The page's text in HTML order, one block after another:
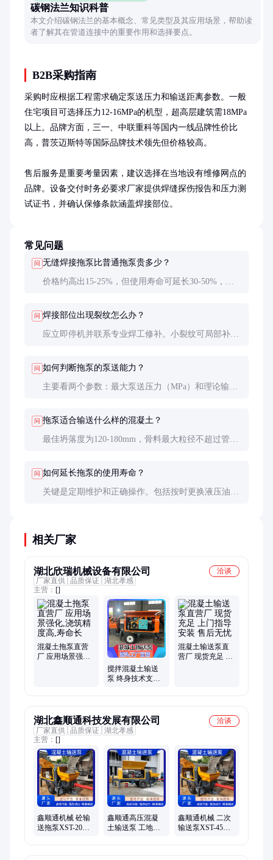
碳钢法兰知识科普
本文介绍碳钢法兰的基本概念、常见类型及其应用场景，帮助读
者了解其在管道连接中的重要作用和选择要点。
B2B采购指南
采购时应根据工程需求确定泵送压力和输送距离参数。一般
住宅项目可选择压力12-16MPa的机型，超高层建筑需18MPa
以上。品牌方面，三一、中联重科等国内一线品牌性价比
高，普茨迈斯特等国际品牌技术领先但价格较高。
售后服务是重要考量因素，建议选择在当地设有维修网点的
品牌。设备交付时务必要求厂家提供焊缝探伤报告和压力测
试证书，并确认保修条款涵盖焊接部位。
常见问题
问 无缝焊接拖泵比普通拖泵贵多少？
价格约高出15-25%，但使用寿命可延长30-50%，长
问 焊接部位出现裂纹怎么办？
应立即停机并联系专业焊工修补。小裂纹可局部补
问 如何判断拖泵的泵送能力？
主要看两个参数：最大泵送压力（MPa）和理论输送
问 拖泵适合输送什么样的混凝土？
最佳坍落度为120-180mm，骨料最大粒径不超过管道
问 如何延长拖泵的使用寿命？
关键是定期维护和正确操作。包括按时更换液压油和
相关厂家
湖北欣瑞机械设备有限公司
洽谈
厂家直供 品质保证 湖北孝感
主营： []
混凝土拖泵直营
厂 应用场景强化,
搅拌混凝土输送
泵 终身技术支持
混凝土输送泵直
营厂 现货充足 上
湖北鑫顺通科技发展有限公司
洽谈
厂家直供 品质保证 湖北孝感
主营： []
鑫顺通机械 砼输
送拖泵XST-20型
鑫顺通高压混凝
土输送泵 工地浇
鑫顺通机械 二次
输送泵XST-45型